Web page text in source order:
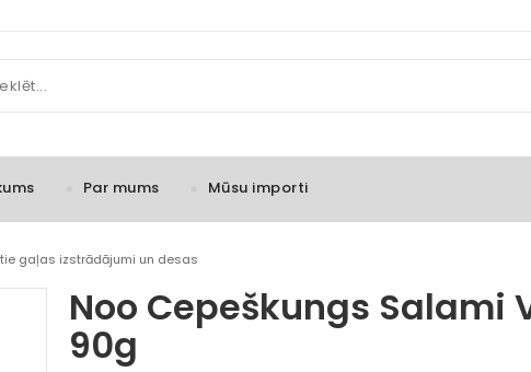
Par mums Mūsu importi
gaļas izstrādājumi un desas
Noo Cepeškungs Salami
90g